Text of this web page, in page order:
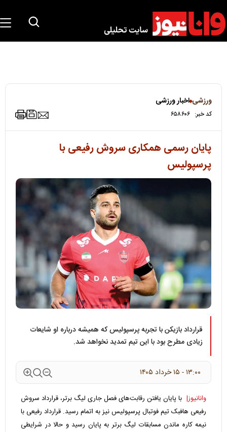
ورزشی اخبار ورزشی
کد خبر: ۶۵۸۶۰۶
پایان رسمی همکاری سروش رفیعی با
پرسپولیس
قرارداد بازیکن با تجربه پرسپولیس که همیشه درباره او شایعات
زیادی مطرح بود با این تیم تمدید نخواهد شد.
۱۳:۰۰ - ۱۵ خرداد ۱۴۰۵
وانانیوز| با پایان یافتن رقابت‌های فصل جاری لیگ برتر، قرارداد سروش
رفیعی هافبک تیم فوتبال پرسپولیس نیز به اتمام رسید. قرارداد رفیعی با
نیمه کاره ماندن مسابقات لیگ برتر به پایان رسید و حالا در شرایطی